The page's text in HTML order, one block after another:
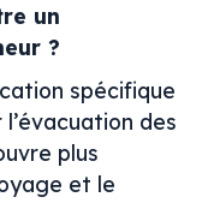
un
?
spécifique
des
plus
et le